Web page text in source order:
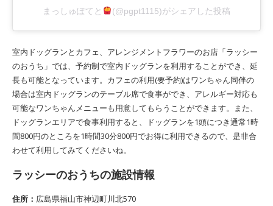
まっしゅぽてと (@pgpt1115)がシェアした投稿
室内ドッグランとカフェ、アレンジメントフラワーのお店「ラッシー
のおうち」では、予約制で室内ドッグランを利用することができ、延
長も可能となっています。カフェの利用(要予約)はワンちゃん同伴の
場合は室内ドッグランのテーブル席で食事ができ、アレルギー対応も
可能なワンちゃんメニューも用意してもらうことができます。また、
ドッグランエリアで食事利用すると、ドッグランを1頭につき通常1時
間800円のところを1時間30分800円でお得に利用できるので、是非合
わせて利用してみてくださいね。
ラッシーのおうちの施設情報
住所： 広島県福山市神辺町川北570